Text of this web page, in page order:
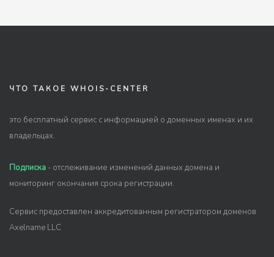
ЧТО ТАКОЕ WHOIS-CENTER
это бесплатный сервис с информацией о доменных именах и их
владельцах.
Подписка - отслеживание изменений данных домена и
мониторинг окончания срока регистрации.
Сервис предоставлен аккредитованным регистратором доменов
Axelname LLC